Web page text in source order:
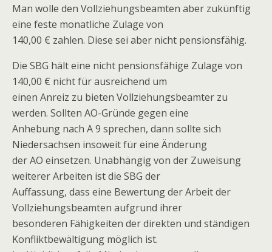
Man wolle den Vollziehungsbeamten aber zukünftig
eine feste monatliche Zulage von
140,00 € zahlen. Diese sei aber nicht pensionsfähig.
Die SBG hält eine nicht pensionsfähige Zulage von
140,00 € nicht für ausreichend um
einen Anreiz zu bieten Vollziehungsbeamter zu
werden. Sollten AO-Gründe gegen eine
Anhebung nach A 9 sprechen, dann sollte sich
Niedersachsen insoweit für eine Änderung
der AO einsetzen. Unabhängig von der Zuweisung
weiterer Arbeiten ist die SBG der
Auffassung, dass eine Bewertung der Arbeit der
Vollziehungsbeamten aufgrund ihrer
besonderen Fähigkeiten der direkten und ständigen
Konfliktbewältigung möglich ist.